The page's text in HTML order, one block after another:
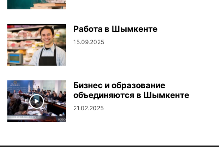
Работа в Шымкенте
15.09.2025
Бизнес и образование
объединяются в Шымкенте
21.02.2025